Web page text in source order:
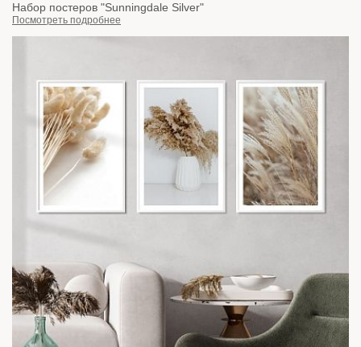
Набор постеров "Sunningdale Silver"
Посмотреть подробнее